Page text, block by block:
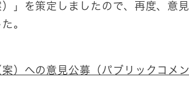
」を策定しましたので、再度、意見
。
）への意見公募（パブリックコメン